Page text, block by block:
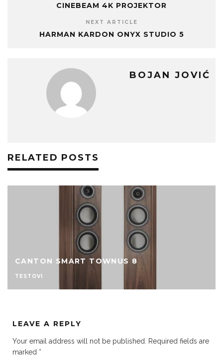
CINEBEAM 4K PROJEKTOR
NEXT ARTICLE
HARMAN KARDON ONYX STUDIO 5
BOJAN JOVIĆ
RELATED POSTS
CANTON SMART TOWNUS 8
TESTOVI
LEAVE A REPLY
Your email address will not be published. Required fields are
marked *